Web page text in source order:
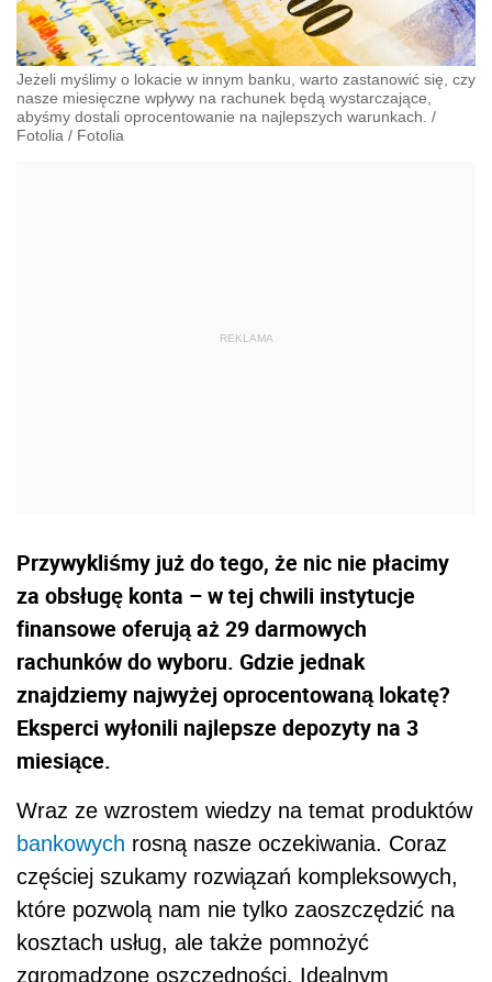
Jeżeli myślimy o lokacie w innym banku, warto zastanowić się, czy
nasze miesięczne wpływy na rachunek będą wystarczające,
abyśmy dostali oprocentowanie na najlepszych warunkach. /
Fotolia / Fotolia
Przywykliśmy już do tego, że nic nie płacimy
za obsługę konta – w tej chwili instytucje
finansowe oferują aż 29 darmowych
rachunków do wyboru. Gdzie jednak
znajdziemy najwyżej oprocentowaną lokatę?
Eksperci wyłonili najlepsze depozyty na 3
miesiące.
Wraz ze wzrostem wiedzy na temat produktów
bankowych rosną nasze oczekiwania. Coraz
częściej szukamy rozwiązań kompleksowych,
które pozwolą nam nie tylko zaoszczędzić na
kosztach usług, ale także pomnożyć
zgromadzone oszczędności. Idealnym